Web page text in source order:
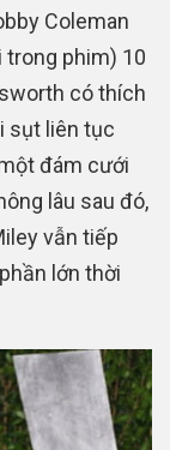
Coleman
trong phim) 10
có thích
sụt liên tục
đám cưới
lâu sau đó,
vẫn tiếp
lớn thời